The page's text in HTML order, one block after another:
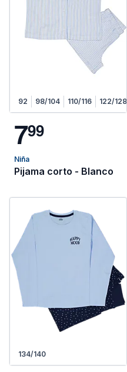
92 98/104 110/116 122/128
799
Niña
Pijama corto - Blanco
134/140